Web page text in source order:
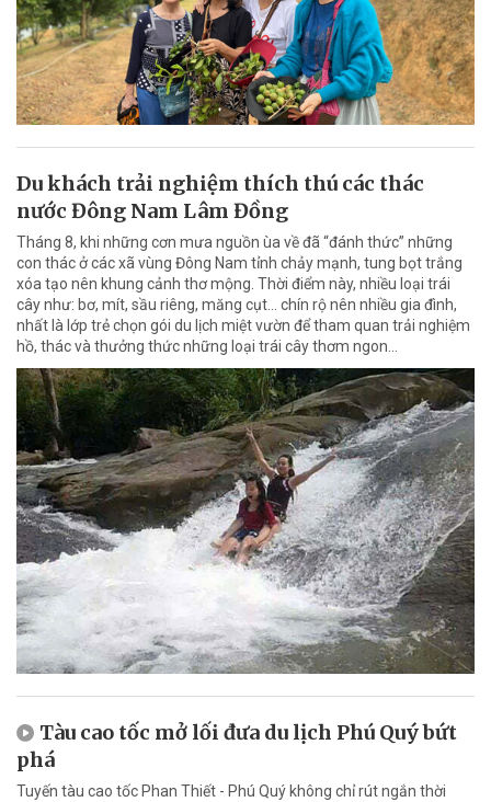
Du khách trải nghiệm thích thú các thác
nước Đông Nam Lâm Đồng
Tháng 8, khi những cơn mưa nguồn ùa về đã “đánh thức” những
con thác ở các xã vùng Đông Nam tỉnh chảy mạnh, tung bọt trắng
xóa tạo nên khung cảnh thơ mộng. Thời điểm này, nhiều loại trái
cây như: bơ, mít, sầu riêng, măng cụt... chín rộ nên nhiều gia đình,
nhất là lớp trẻ chọn gói du lịch miệt vườn để tham quan trải nghiệm
hồ, thác và thưởng thức những loại trái cây thơm ngon...
Tàu cao tốc mở lối đưa du lịch Phú Quý bứt
phá
Tuyến tàu cao tốc Phan Thiết - Phú Quý không chỉ rút ngắn thời